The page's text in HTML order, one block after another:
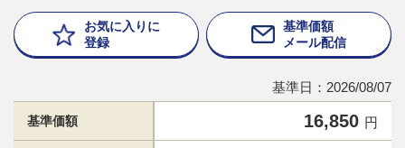
お気に入りに
登録
基準価額
メール配信
基準日：2026/08/07
基準価額 16,850 円